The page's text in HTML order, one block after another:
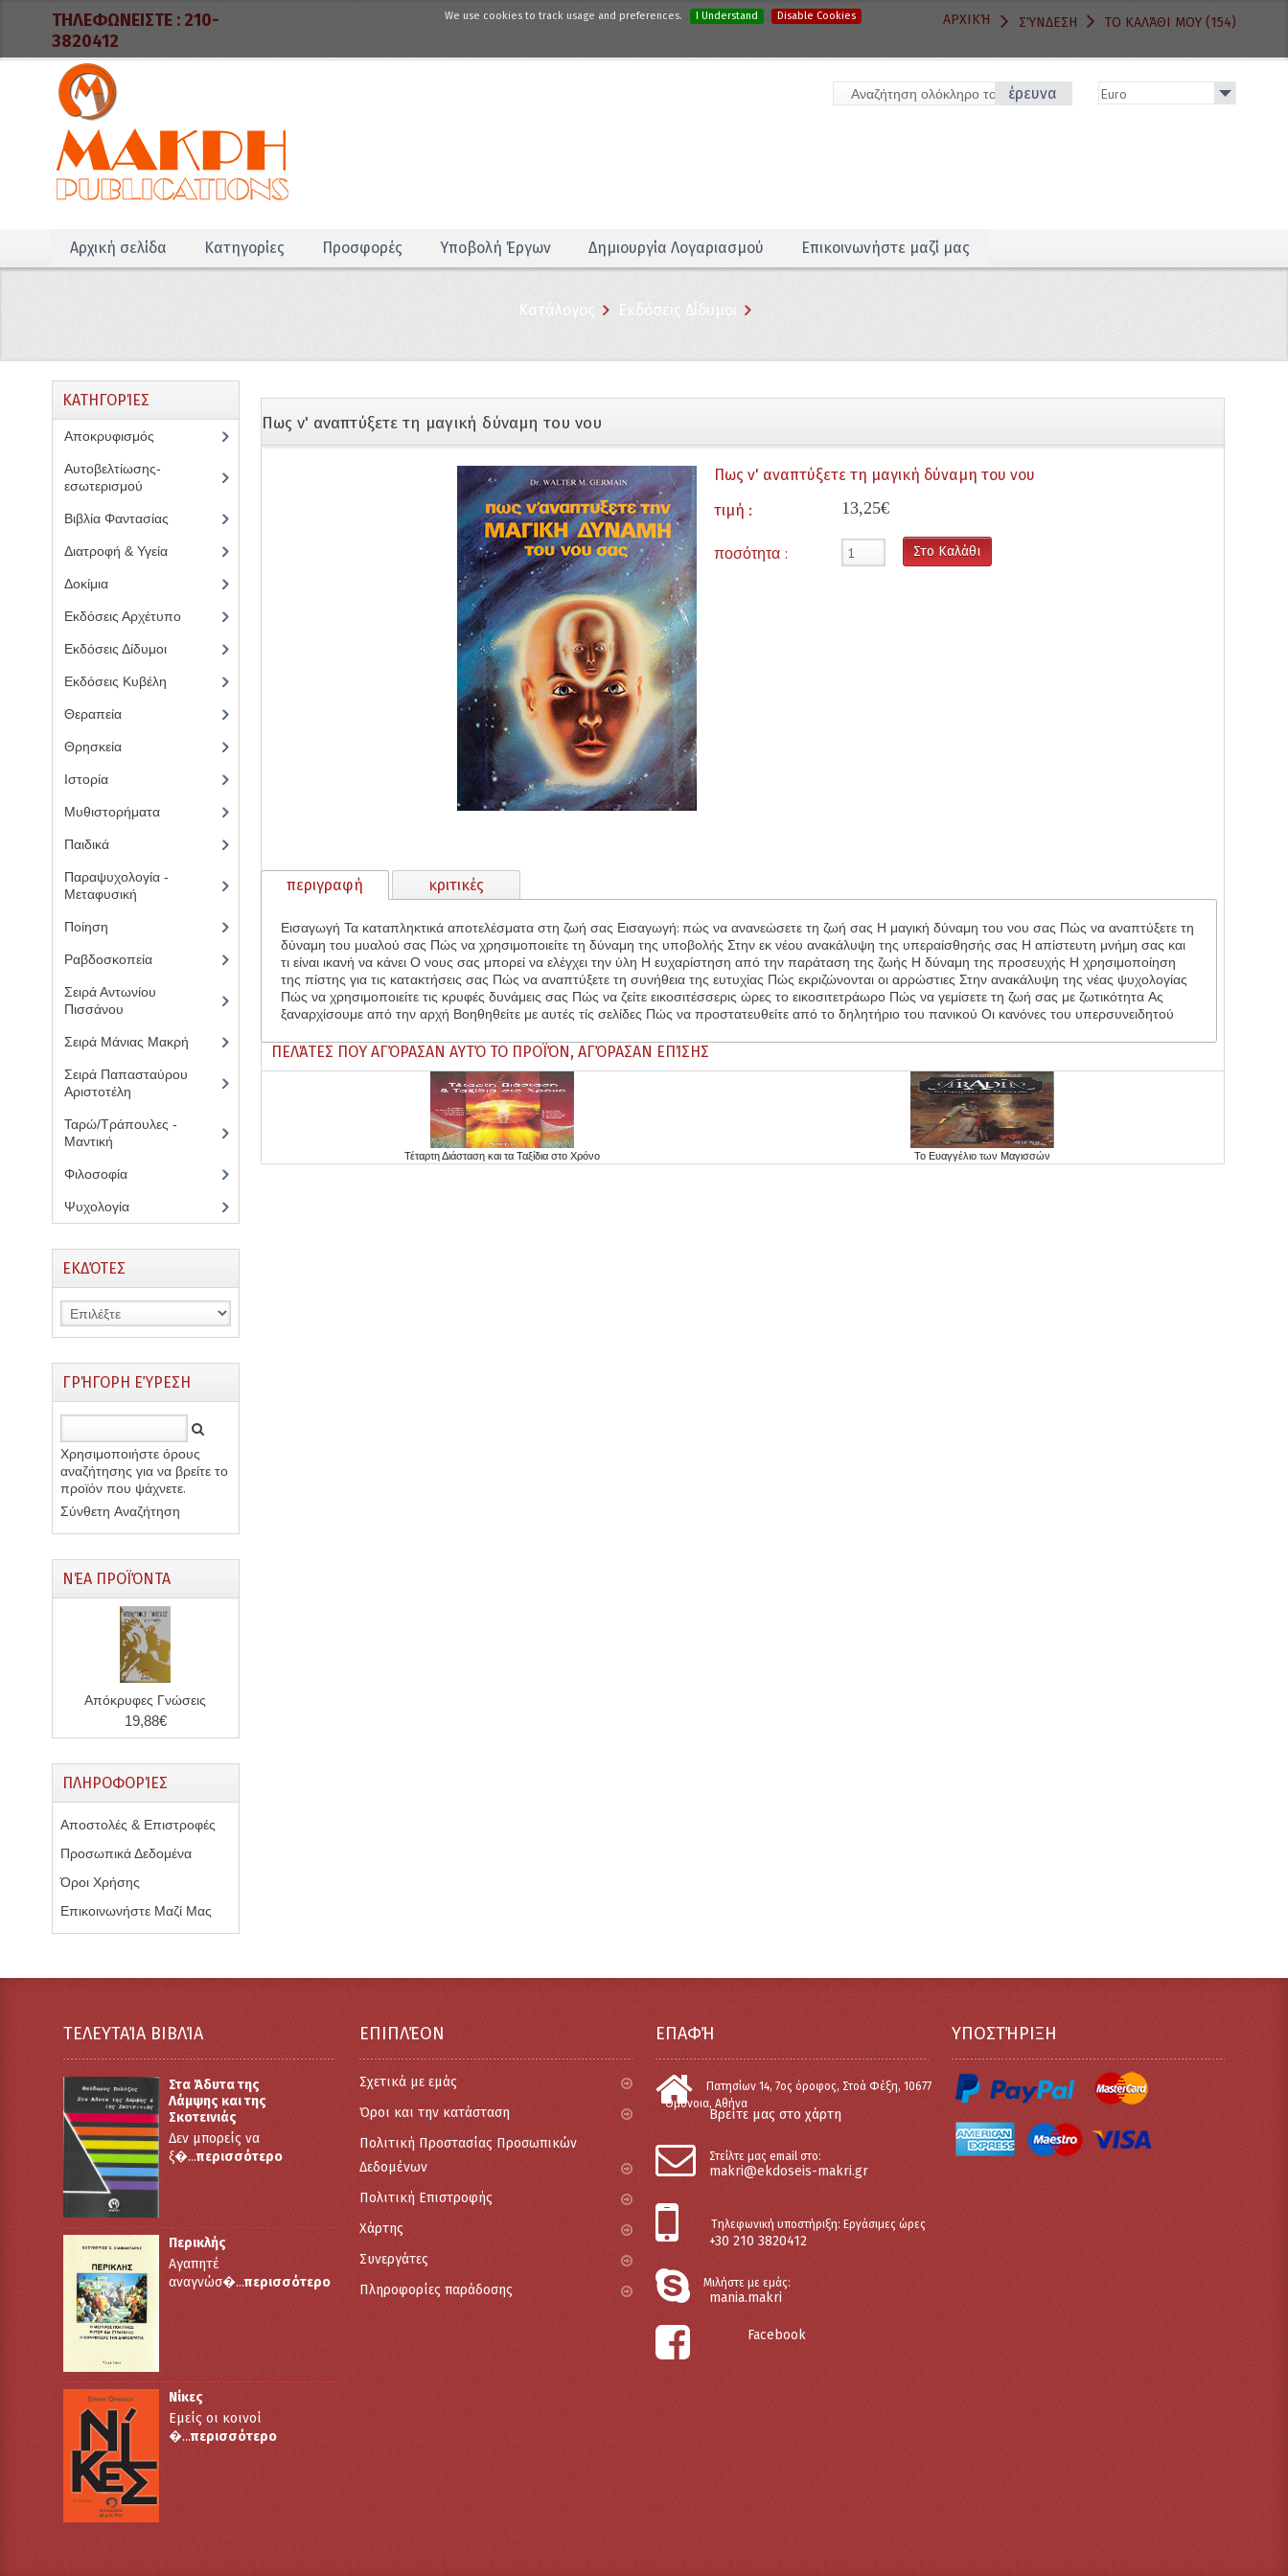
We use cookies to track usage and preferences. I Understand Disable Cookies
ΤΗΛΕΦΩΝΕΙΣΤΕ : 210-
3820412
ΑΡΧΙΚΉ ΣΎΝΔΕΣΗ ΤΟ ΚΑΛΆΘΙ ΜΟΥ (154)
έρευνα
Αρχική σελίδα Κατηγορίες Προσφορές Υποβολή Έργων Δημιουργία Λογαριασμού Επικοινωνήστε μαζί μας
Κατάλογος Εκδόσεις Δίδυμοι
Πως ν' αναπτύξετε τη μαγική δύναμη του νου
Πως ν' αναπτύξετε τη μαγική δύναμη του νου
τιμή :
13,25€
ποσότητα : Στο Καλάθι
περιγραφή κριτικές
Εισαγωγή Τα καταπληκτικά αποτελέσματα στη ζωή σας Εισαγωγή: πώς να ανανεώσετε τη ζωή σας Η μαγική δύναμη του νου σας Πώς να αναπτύξετε τη
δύναμη του μυαλού σας Πώς να χρησιμοποιείτε τη δύναμη της υποβολής Στην εκ νέου ανακάλυψη της υπεραίσθησής σας Η απίστευτη μνήμη σας και
τι είναι ικανή να κάνει Ο νους σας μπορεί να ελέγχει την ύλη Η ευχαρίστηση από την παράταση της ζωής Η δύναμη της προσευχής Η χρησιμοποίηση
της πίστης για τις κατακτήσεις σας Πώς να αναπτύξετε τη συνήθεια της ευτυχίας Πώς εκριζώνονται οι αρρώστιες Στην ανακάλυψη της νέας ψυχολογίας
Πώς να χρησιμοποιείτε τις κρυφές δυνάμεις σας Πώς να ζείτε εικοσιτέσσερις ώρες το εικοσιτετράωρο Πώς να γεμίσετε τη ζωή σας με ζωτικότητα Ας
ξαναρχίσουμε από την αρχή Βοηθηθείτε με αυτές τίς σελίδες Πώς να προστατευθείτε από το δηλητήριο του πανικού Οι κανόνες του υπερσυνειδητού
ΠΕΛΆΤΕΣ ΠΟΥ ΑΓΌΡΑΣΑΝ ΑΥΤΌ ΤΟ ΠΡΟΪΌΝ, ΑΓΌΡΑΣΑΝ ΕΠΊΣΗΣ
Τέταρτη Διάσταση και τα Ταξίδια στο Χρόνο Το Ευαγγέλιο των Μαγισσών
ΚΑΤΗΓΟΡΊΕΣ
Αποκρυφισμός
Αυτοβελτίωσης-
εσωτερισμού
Βιβλία Φαντασίας
Διατροφή & Υγεία(6)
Δοκίμια(1)
Εκδόσεις Αρχέτυπο(5)
Εκδόσεις Δίδυμοι(7)
Εκδόσεις Κυβέλη
Θεραπεία(3)
Θρησκεία(11)
Ιστορία(2)
Μυθιστορήματα(3)
Παιδικά(4)
Παραψυχολογία -
Μεταφυσική
Ποίηση
Ραβδοσκοπεία(3)
Σειρά Αντωνίου
Πισσάνου
Σειρά Μάνιας Μακρή
Σειρά Παπασταύρου
Αριστοτέλη
Ταρώ/Τράπουλες -
Μαντική
Φιλοσοφία(16)
Ψυχολογία(12)
ΕΚΔΌΤΕΣ
ΓΡΉΓΟΡΗ ΕΎΡΕΣΗ
Χρησιμοποιήστε όρους
αναζήτησης για να βρείτε το
προϊόν που ψάχνετε.
Σύνθετη Αναζήτηση
ΝΈΑ ΠΡΟΪΌΝΤΑ
Απόκρυφες Γνώσεις
19,88€
ΠΛΗΡΟΦΟΡΊΕΣ
Αποστολές & Επιστροφές
Προσωπικά Δεδομένα
Όροι Χρήσης
Επικοινωνήστε Μαζί Μας
ΤΕΛΕΥΤΑΊΑ ΒΙΒΛΊΑ
Στα Άδυτα της
Λάμψης και της
Σκοτεινιάς
Δεν μπορείς να
ξ�...περισσότερο
Περικλής
Αγαπητέ
αναγνώσ�...περισσότερο
Νίκες
Εμείς οι κοινοί
�...περισσότερο
ΕΠΙΠΛΈΟΝ
Σχετικά με εμάς
Όροι και την κατάσταση
Πολιτική Προστασίας Προσωπικών
Δεδομένων
Πολιτική Επιστροφής
Χάρτης
Συνεργάτες
Πληροφορίες παράδοσης
ΕΠΑΦΉ
Πατησίων 14, 7ος όροφος, Στοά Φέξη, 10677
Ομόνοια, Αθήνα
Βρείτε μας στο χάρτη
Στείλτε μας email στο:
makri@ekdoseis-makri.gr
Tηλεφωνική υποστήριξη: Εργάσιμες ώρες
+30 210 3820412
Μιλήστε με εμάς:
mania.makri
Facebook
ΥΠΟΣΤΉΡΙΞΗ